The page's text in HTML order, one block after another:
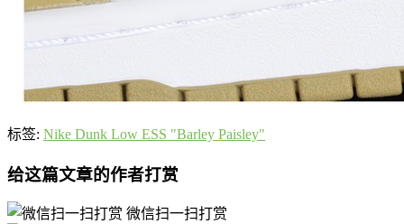
标签: Nike Dunk Low ESS "Barley Paisley"
给这篇文章的作者打赏
微信扫一扫打赏